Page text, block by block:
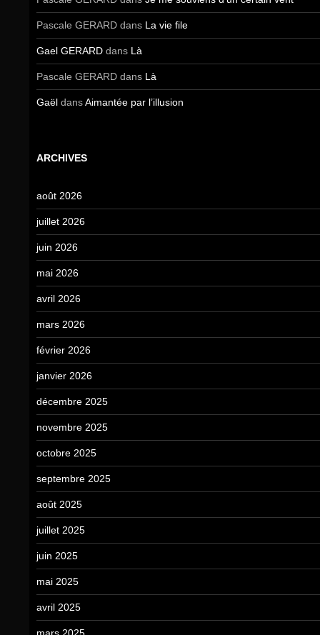
Pascale GERARD dans La vie file
Gael GERARD dans Là
Pascale GERARD dans Là
Gaël dansAimantée par l’illusion
ARCHIVES
août 2026
juillet 2026
juin 2026
mai 2026
avril 2026
mars 2026
février 2026
janvier 2026
décembre 2025
novembre 2025
octobre 2025
septembre 2025
août 2025
juillet 2025
juin 2025
mai 2025
avril 2025
mars 2025